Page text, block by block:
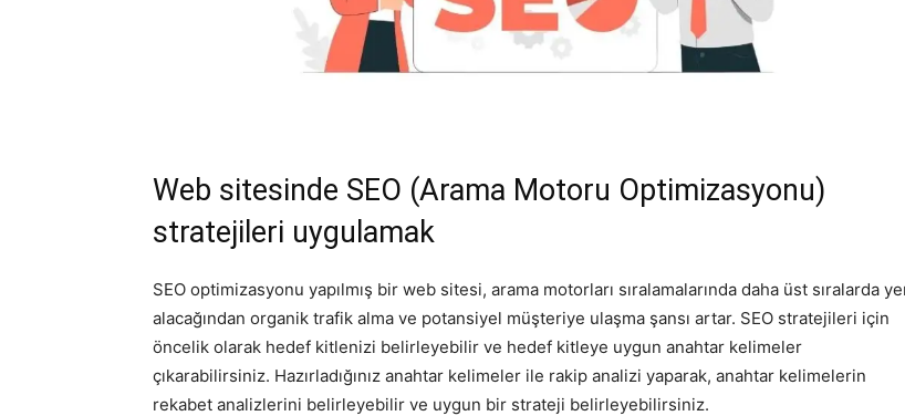
Web sitesinde SEO (Arama Motoru Optimizasyonu)
stratejileri uygulamak
SEO optimizasyonu yapılmış bir web sitesi, arama motorları sıralamalarında daha üst sıralarda
alacağından organik trafik alma ve potansiyel müşteriye ulaşma şansı artar. SEO stratejileri için
öncelik olarak hedef kitlenizi belirleyebilir ve hedef kitleye uygun anahtar kelimeler
çıkarabilirsiniz. Hazırladığınız anahtar kelimeler ile rakip analizi yaparak, anahtar kelimelerin
rekabet analizlerini belirleyebilir ve uygun bir strateji belirleyebilirsiniz.